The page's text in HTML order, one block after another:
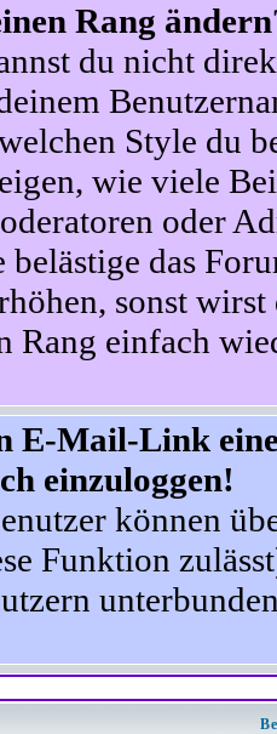
Rang
du nicht
Style du
wie viele
oder
belästige das
sonst
Rang einfach
E-Mail-Link
einzuloggen!
können
Funktion